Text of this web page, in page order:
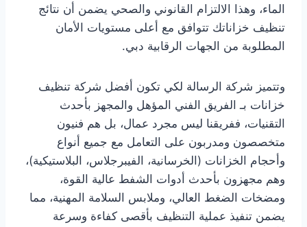
الماء، وهذا الالتزام القانوني والصحي يضمن أن نتائج
تنظيف خزاناتك تتوافق مع أعلى مستويات الأمان
المطلوبة من الجهات الرقابية دبي.
وتتميز شركة الرسالة لكي تكون أفضل شركة تنظيف
خزانات بـ الفريق الفني المؤهل والمجهز بأحدث
التقنيات، ففريقنا ليس مجرد عمال، بل هم فنيون
متخصصون ومدربون على التعامل مع جميع أنواع
وأحجام الخزانات (الخرسانية، الفيبرجلاس، البلاستيكية)،
وهم مجهزون بأحدث أدوات الشفط عالية القوة،
ومضخات الضغط العالي، وملابس السلامة المهنية، مما
يضمن تنفيذ عملية التنظيف بأقصى كفاءة وسرعة